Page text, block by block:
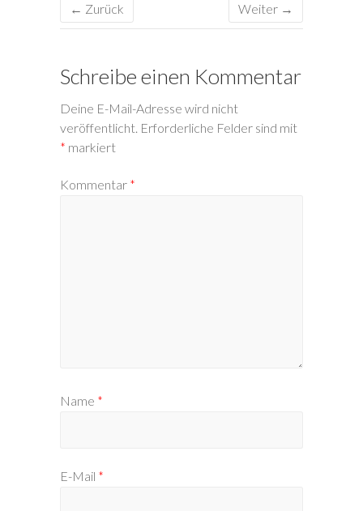
← Zurück Weiter →
Schreibe einen Kommentar
Deine E-Mail-Adresse wird nicht
veröffentlicht. Erforderliche Felder sind mit
* markiert
Kommentar *
Name *
E-Mail *